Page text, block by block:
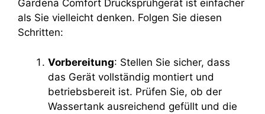
Gardena Comfort Drucksprühgerät ist einfacher
als Sie vielleicht denken. Folgen Sie diesen
Schritten:
Vorbereitung: Stellen Sie sicher, dass
das Gerät vollständig montiert und
betriebsbereit ist. Prüfen Sie, ob der
Wassertank ausreichend gefüllt und die